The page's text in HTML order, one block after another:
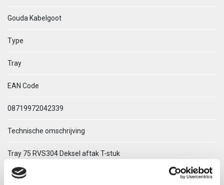
Gouda Kabelgoot
Type
Tray
EAN Code
08719972042339
Technische omschrijving
Tray 75 RVS304 Deksel aftak T-stuk
ETIM Klasse